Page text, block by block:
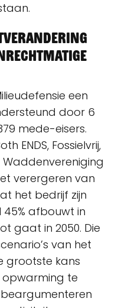
een
door 6
mede-eisers.
ENDS, Fossielvrij,
Waddenvereniging
verergeren van
het bedrijf zijn
afbouwt in
gaat in 2050. Die
van het
grootste kans
opwarming te